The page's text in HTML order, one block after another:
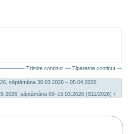
Trimite continut Tipareste continut
săptămâna 30.03.2026 – 05.04.2026
2026, săptămâna 09–15.03.2026 (S11/2026)